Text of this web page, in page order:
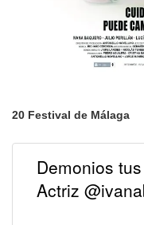
20 Festival de Málaga
Demonios
Actriz